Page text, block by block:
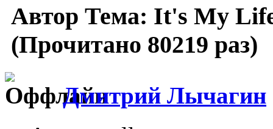
Автор Тема: It's My
(Прочитано 80219 раз)
Дмитрий Лычагин